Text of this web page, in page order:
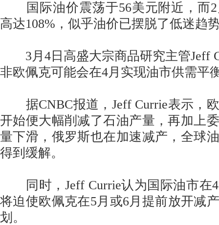
国际油价震荡于56美元附近，而2
高达108%，似乎油价已摆脱了低迷趋
3月4日高盛大宗商品研究主管Jeff
非欧佩克可能会在4月实现油市供需平
据CNBC报道，Jeff Currie表示，
开始便大幅削减了石油产量，再加上
量下滑，俄罗斯也在加速减产，全球
得到缓解。
同时，Jeff Currie认为国际油市在4
将迫使欧佩克在5月或6月提前放开减
划。